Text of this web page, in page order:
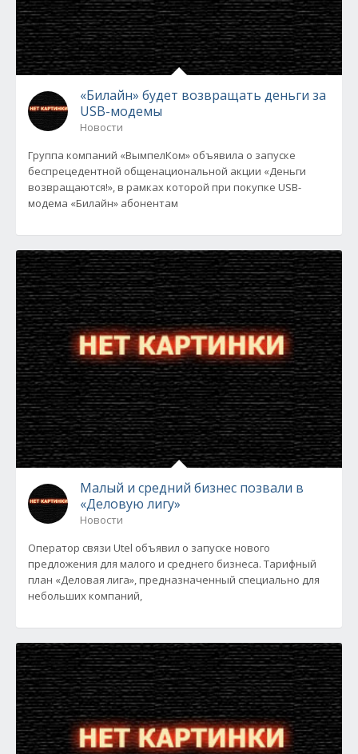
«Билайн» будет возвращать деньги за
USB-модемы
Новости
Группа компаний «ВымпелКом» объявила о запуске
беспрецедентной общенациональной акции «Деньги
возвращаются!», в рамках которой при покупке USB-
модема «Билайн» абонентам
Малый и средний бизнес позвали в
«Деловую лигу»
Новости
Оператор связи Utel объявил о запуске нового
предложения для малого и среднего бизнеса. Тарифный
план «Деловая лига», предназначенный специально для
небольших компаний,